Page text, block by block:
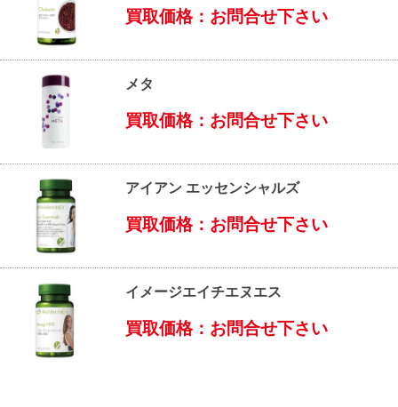
買取価格：お問合せ下さい
メタ
買取価格：お問合せ下さい
アイアン エッセンシャルズ
買取価格：お問合せ下さい
イメージエイチエヌエス
買取価格：お問合せ下さい